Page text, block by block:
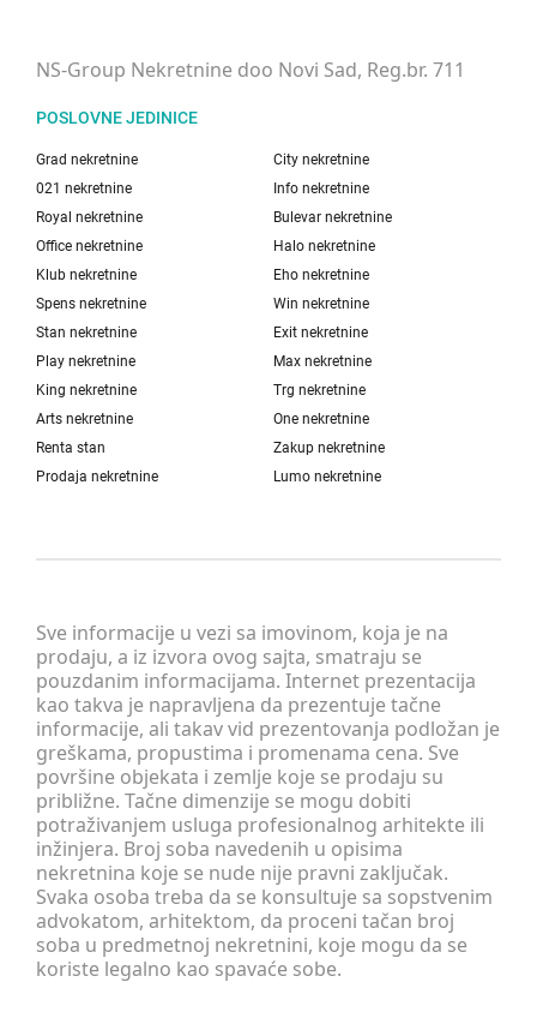
Sve informacije u vezi sa imovinom, koja je na
prodaju, a iz izvora ovog sajta, smatraju se
pouzdanim informacijama. Internet prezentacija
kao takva je napravljena da prezentuje tačne
informacije, ali takav vid prezentovanja podložan je
greškama, propustima i promenama cena. Sve
površine objekata i zemlje koje se prodaju su
približne. Tačne dimenzije se mogu dobiti
potraživanjem usluga profesionalnog arhitekte ili
inžinjera. Broj soba navedenih u opisima
nekretnina koje se nude nije pravni zaključak.
Svaka osoba treba da se konsultuje sa sopstvenim
advokatom, arhitektom, da proceni tačan broj
soba u predmetnoj nekretnini, koje mogu da se
koriste legalno kao spavaće sobe.
NS-Group Nekretnine doo Novi Sad, Reg.br. 711
POSLOVNE JEDINICE
Grad nekretnine
City nekretnine
021 nekretnine
Info nekretnine
Royal nekretnine
Bulevar nekretnine
Office nekretnine
Halo nekretnine
Klub nekretnine
Eho nekretnine
Spens nekretnine
Win nekretnine
Stan nekretnine
Exit nekretnine
Play nekretnine
Max nekretnine
King nekretnine
Trg nekretnine
Arts nekretnine
One nekretnine
Renta stan
Zakup nekretnine
Prodaja nekretnine
Lumo nekretnine